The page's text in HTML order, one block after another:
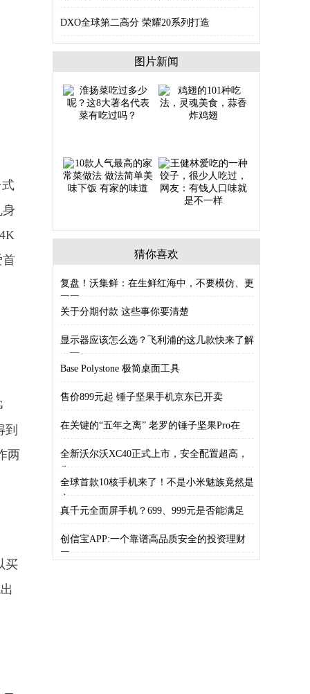
首
两
买
DXO全球第二高分 荣耀20系列打造
图片新闻
猜你喜欢
复盘！沃集鲜：在生鲜红海中，不要模仿、更
不要
关于分期付款 这些事你要清楚
显示器应该怎么选？飞利浦的这几款快来了解
一下
Base Polystone 极简桌面工具
售价899元起 锤子坚果手机京东已开卖
在关键的“五年之离” 老罗的锤子坚果Pro在
全新沃尔沃XC40正式上市，安全配置超高，
售
全球首款10核手机来了！不是小米魅族竟然是
它
真千元全面屏手机？699、999元是否能满足
创信宝APP:一个靠谱高品质安全的投资理财
平